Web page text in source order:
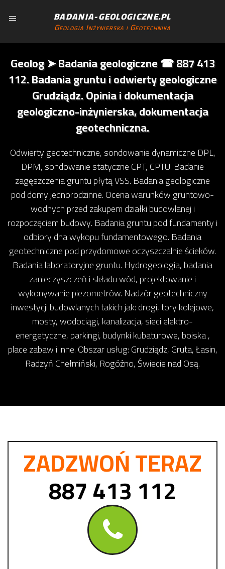
BADANIA-GEOLOGICZNE.PL
Geologia Inżynierska i Geotechnika
Geolog ➤ Badania geologiczne ☎ 887 413
112. Badania gruntu i odwierty geologiczne
Grudziądz. Opinia i dokumentacja
geologiczno-inżynierska, dokumentacja
geotechniczna.
Odwierty geotechniczne, sondowanie dynamiczne DPL,
DPM, sondowanie statyczne CPT, CPTU. Badanie
zagęszczenia gruntu płytą VSS. Badania geologiczne
pod domy jednorodzinne. Ocena warunków gruntowo-
wodnych przed zakupem działki budowlanej i
rozpoczęciem budowy. Badania gruntu pod fundamenty i
odbiory dna wykopu fundamentowego. Badania
geotechniczne pod przydomowe oczyszczalnie ścieków.
Badania laboratoryjne gruntu. Hydrogeologia, badania
zanieczyszczeń i składu wód, projektowanie i
wykonywanie piezometrów. Nadzór geotechniczny
inwestycji budowlanych takich jak: drogi, tory kolejowe,
mosty, wodociągi, kanalizacja, sieci elektro-
energetyczne, parkingi, budynki kubaturowe, boiska ,
place zabaw i inne. Obszar usług: Grudziądz, Gruta, Łasin,
Radzyń Chełmiński, Rogóźno, Świecie nad Osą.
ZADZWOŃ TERAZ
887 413 112